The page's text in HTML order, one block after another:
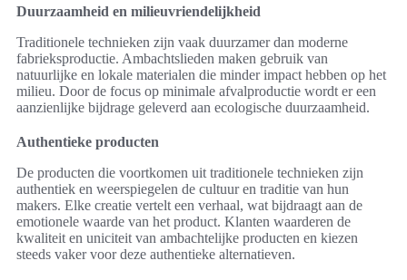
Duurzaamheid en milieuvriendelijkheid
Traditionele technieken zijn vaak duurzamer dan moderne
fabrieksproductie. Ambachtslieden maken gebruik van
natuurlijke en lokale materialen die minder impact hebben op het
milieu. Door de focus op minimale afvalproductie wordt er een
aanzienlijke bijdrage geleverd aan ecologische duurzaamheid.
Authentieke producten
De producten die voortkomen uit traditionele technieken zijn
authentiek en weerspiegelen de cultuur en traditie van hun
makers. Elke creatie vertelt een verhaal, wat bijdraagt aan de
emotionele waarde van het product. Klanten waarderen de
kwaliteit en uniciteit van ambachtelijke producten en kiezen
steeds vaker voor deze authentieke alternatieven.